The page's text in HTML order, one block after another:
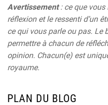
Avertissement: ce que
réflexion et le ressenti d’un
ce qui vous parle ou pas. Le
permettre à chacun de
opinion. Chacun(e) est
royaume.
PLAN DU BLOG